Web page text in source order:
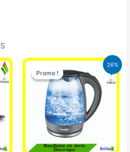
26%
Promo !
Promo !
Le
prix
initial
16.900 CFA.
Le
prix
actuel
est :
12.500 CFA.